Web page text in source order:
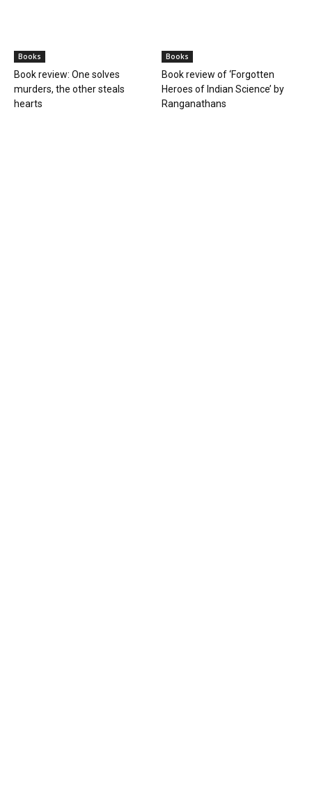
Books
Book review: One solves
murders, the other steals
hearts
Books
Book review of ‘Forgotten
Heroes of Indian Science’ by
Ranganathans